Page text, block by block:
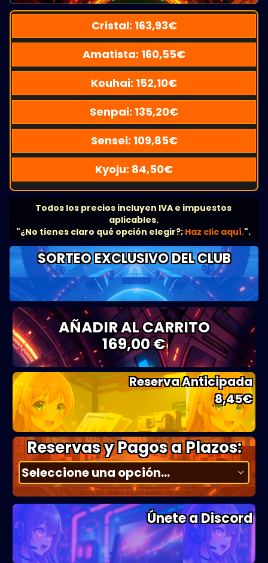
Cristal: 163,93€
Amatista: 160,55€
Kouhai: 152,10€
Senpai: 135,20€
Sensei: 109,85€
Kyoju: 84,50€
Todos los precios incluyen IVA e impuestos
aplicables.
"¿No tienes claro qué opción elegir?; Haz clic aquí.".
SORTEO EXCLUSIVO DEL CLUB
AÑADIR AL CARRITO
169,00 €
Reserva Anticipada
8,45€
Reservas y Pagos a Plazos:
Únete a Discord